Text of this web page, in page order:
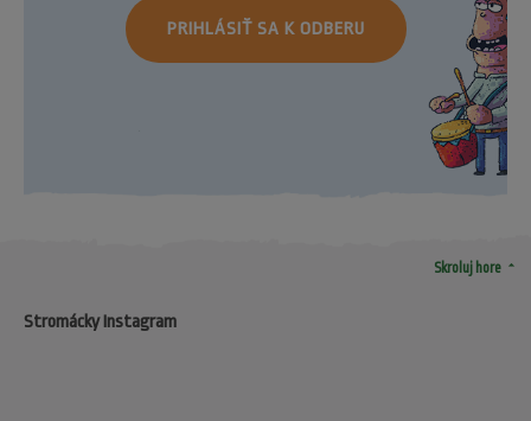
PRIHLÁSIŤ SA K ODBERU
Skroluj hore arrow_drop_up
Stromácky Instagram